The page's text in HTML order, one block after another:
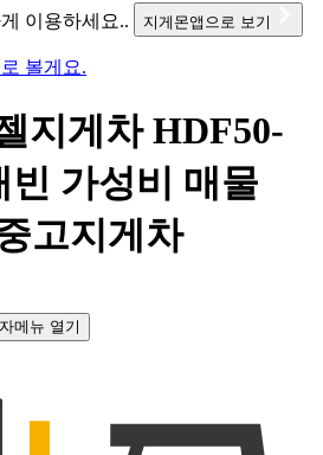
이용하세요.. 지게몬앱으로 보기
볼게요.
지게차 HDF50-
빈 가성비 매물
고지게차
메뉴 열기